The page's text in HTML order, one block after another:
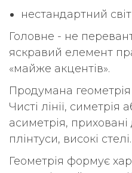
нестандартний
Головне - не
яскравий елемент
«майже акцентів».
Продумана геометрія
Чисті лінії,
асиметрія, приховані
плінтуси, високі стелі.
Геометрія формує